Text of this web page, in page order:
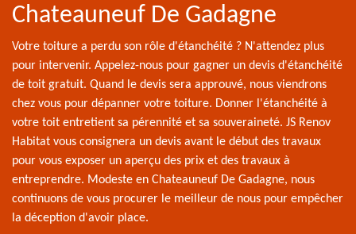
Chateauneuf De Gadagne
Votre toiture a perdu son rôle d'étanchéité ? N'attendez plus
pour intervenir. Appelez-nous pour gagner un devis d'étanchéité
de toit gratuit. Quand le devis sera approuvé, nous viendrons
chez vous pour dépanner votre toiture. Donner l'étanchéité à
votre toit entretient sa pérennité et sa souveraineté. JS Renov
Habitat vous consignera un devis avant le début des travaux
pour vous exposer un aperçu des prix et des travaux à
entreprendre. Modeste en Chateauneuf De Gadagne, nous
continuons de vous procurer le meilleur de nous pour empêcher
la déception d'avoir place.